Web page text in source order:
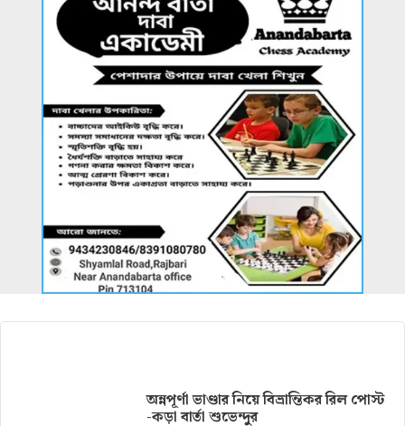
অন্নপূর্ণা ভাণ্ডার নিয়ে বিভ্রান্তিকর রিল পোস্ট
-কড়া বার্তা শুভেন্দুর